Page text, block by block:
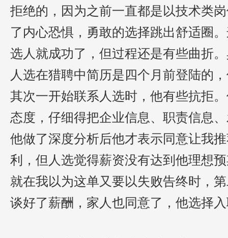
拒绝的，因为之前一直都是以技术类
了内心恐惧，勇敢的选择跳出舒适圈 。
选人 就成功了，但过程还是有些曲折
人选在猎聘中简历是四个月前登陆的
其次一开始联系 人选时，他有些抗拒。
态度，仔细得把企业信息、 职责信息、
他做了深度分析后他才表示 同意让我
利， 但 人选觉得薪资没有达到他理想
就在我以为这单又要以失败告终时 ，
谈好了薪酬，家人也同意了 ， 他选择